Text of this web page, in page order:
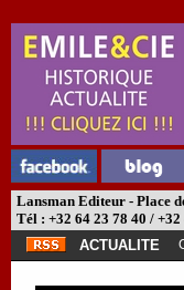
Lansman Editeur - Place
Tél : +32 64 23 78 40 /
ACTUALITE